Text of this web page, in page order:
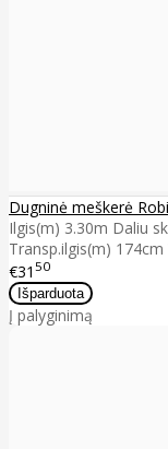
Dugninė meškerė
Ilgis(m) 3.30m Daliu
Transp.ilgis(m) 174cm
€31 50
Į palyginimą